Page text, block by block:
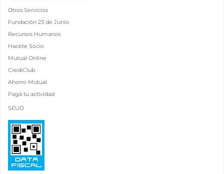
Otros Servicios
Fundación 23 de Junio
Recursos Humanos
Hacete Socio
Mutual Online
CrediClub
Ahorro Mutual
Pagá tu actividad
SEUO